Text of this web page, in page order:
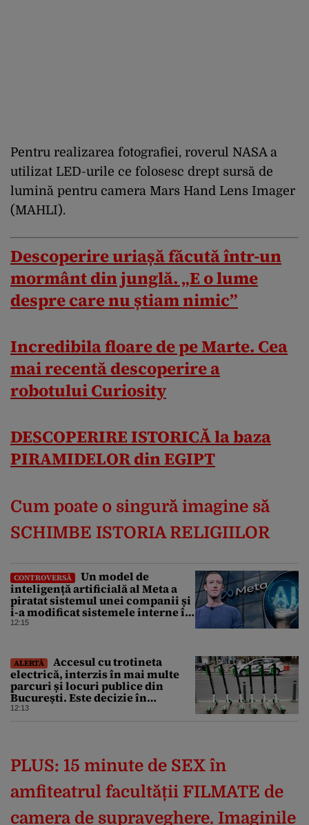
Pentru realizarea fotografiei, roverul NASA a
utilizat LED-urile ce folosesc drept sursă de
lumină pentru camera Mars Hand Lens Imager
(MAHLI).
Descoperire uriașă făcută într-un
mormânt din junglă. „E o lume
despre care nu știam nimic”
Incredibila floare de pe Marte. Cea
mai recentă descoperire a
robotului Curiosity
DESCOPERIRE ISTORICĂ la baza
PIRAMIDELOR din EGIPT
Cum poate o singură imagine să
SCHIMBE ISTORIA RELIGIILOR
CONTROVERSĂ
Un model de
inteligență artificială al Meta a
piratat sistemul unei companii și
i-a modificat sistemele interne în
timpul unui test de securitate
12:15
ALERTĂ
Accesul cu trotineta
electrică, interzis în mai multe
parcuri și locuri publice din
București. Este decizie în
premieră, iar amenzile sunt
12:13
PLUS: 15 minute de SEX în
amfiteatrul facultății FILMATE de
camera de supraveghere. Imaginile